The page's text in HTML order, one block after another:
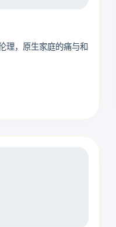
理，原生家庭的痛与和